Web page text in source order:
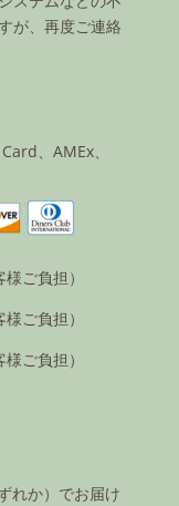
が、再度ご連絡
、AMEx、
ご負担）
ご負担）
ご負担）
れか）でお届け